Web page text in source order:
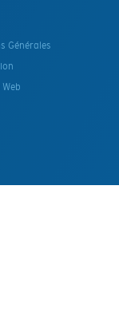
Générales